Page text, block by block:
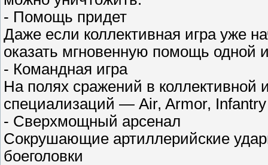
- Помощь придет
Даже если коллективная игра уже
оказать мгновенную помощь одной
- Командная игра
На полях сражений в коллективной
специализаций — Air, Armor,
- Сверхмощный арсенал
Сокрушающие артиллерийские
боеголовки